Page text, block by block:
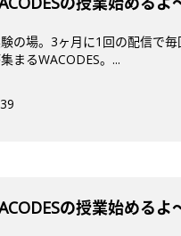
の場。3ヶ月に1回の配信で
まるWACODES。...
の授業始める